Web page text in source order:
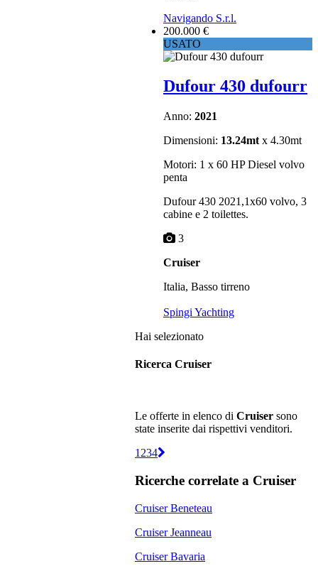
Navigando S.r.l.
200.000 €
USATO
Dufour 430 dufourr
Anno: 2021
Dimensioni: 13.24mt x 4.30mt
Motori: 1 x 60 HP Diesel volvo
penta
Dufour 430 2021,1x60 volvo, 3
cabine e 2 toilettes.
3
Cruiser
Italia, Basso tirreno
Spingi Yachting
Hai selezionato
Ricerca Cruiser
Le offerte in elenco di Cruiser sono
state inserite dai rispettivi venditori.
1 234
Ricerche correlate a Cruiser
Cruiser Beneteau
Cruiser Jeanneau
Cruiser Bavaria